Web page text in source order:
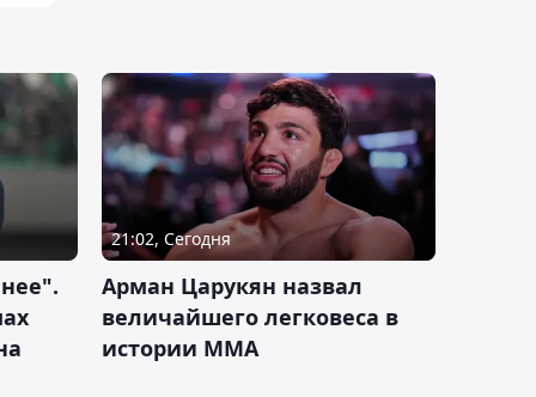
21:02, Сегодня
Арман Царукян назвал
величайшего легковеса в
истории ММА